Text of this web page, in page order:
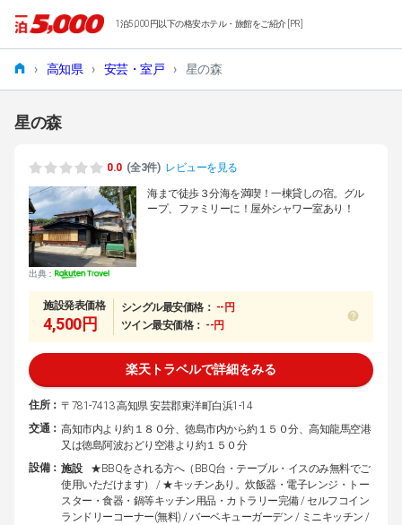
1泊5,000円以下の格安ホテル・旅館をご紹介 [PR]
› 高知県 › 安芸・室戸 › 星の森
星の森
0.0 (全3件) レビューを見る
出典：
海まで徒歩３分海を満喫！一棟貸しの宿。グル
ープ、ファミリーに！屋外シャワー室あり！
施設発表価格
4,500円
シングル最安価格： --円
ツイン最安価格： --円
楽天トラベルで詳細をみる
住所： 〒781-7413 高知県 安芸郡東洋町白浜1-14
交通： 高知市内より約１８０分、徳島市内から約１５０分、高知龍馬空港
又は徳島阿波おどり空港より約１５０分
設備： 施設
★BBQをされる方へ（BBQ台・テーブル・イスのみ無料でご
使用いただけます） / ★キッチンあり。炊飯器・電子レンジ・トー
スター・食器・鍋等キッチン用品・カトラリー完備 / セルフコイン
ランドリーコーナー(無料) / バーベキューガーデン / ミニキッチン /